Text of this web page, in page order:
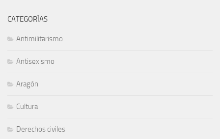
CATEGORÍAS
Antimilitarismo
Antisexismo
Aragón
Cultura
Derechos civiles